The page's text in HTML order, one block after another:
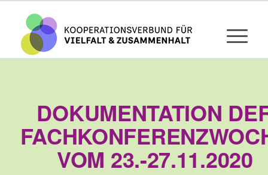
DOKUMENTATION
VOM 23.-27.11.2020